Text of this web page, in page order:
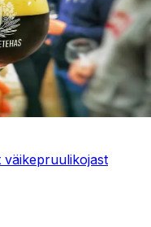
väikepruulikojast